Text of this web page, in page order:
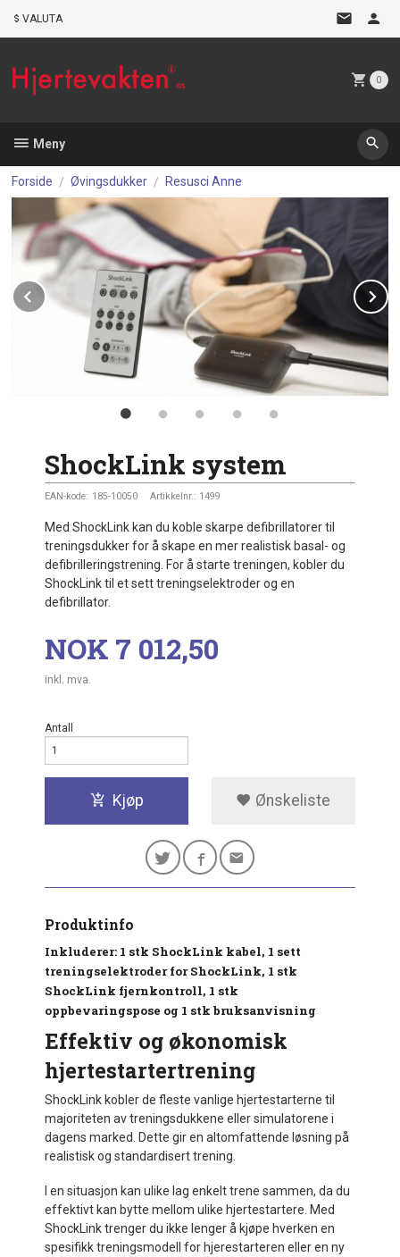
VALUTA
0
Meny
Forside Øvingsdukker Resusci Anne
Prev
ShockLink system
EAN-kode: 185-10050 Artikkelnr.: 1499
Med ShockLink kan du koble skarpe defibrillatorer til
treningsdukker for å skape en mer realistisk basal- og
defibrilleringstrening. For å starte treningen, kobler du
ShockLink til et sett treningselektroder og en
defibrillator.
Pris
NOK 7 012,50
inkl. mva.
Antall
Kjøp Ønskeliste
Produktinfo
Inkluderer: 1 stk ShockLink kabel, 1 sett
treningselektroder for ShockLink, 1 stk
ShockLink fjernkontroll, 1 stk
oppbevaringspose og 1 stk bruksanvisning
Effektiv og økonomisk
hjertestartertrening
ShockLink kobler de fleste vanlige hjertestarterne til
majoriteten av treningsdukkene eller simulatorene i
dagens marked. Dette gir en altomfattende løsning på
realistisk og standardisert trening.
I en situasjon kan ulike lag enkelt trene sammen, da du
effektivt kan bytte mellom ulike hjertestartere. Med
ShockLink trenger du ikke lenger å kjøpe hverken en
spesifikk treningsmodell for hjerestarteren eller en ny